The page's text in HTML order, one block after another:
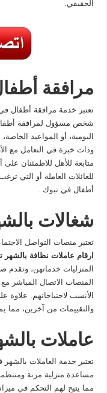
الحقيقي.
مرافقة
تعتبر خدمة مرافقة أطفال
شخص مسؤول لمرافقة
اليومية، أو المواعيد
وذات خبرة في التعامل مع
متابعة للأهل للاطمئنان على
للعائلات العاملة أو التي
أطفال في تبوك .
شغالات
تعتبر منصات التواصل
ارقام عاملات نظافة بالشهر
المنزليات خدماتهن،
المنصات الاتصال المباشر
الأنسب لاحتياجاتهم.
والتقييمات من آخرين، مما
عاملات
تعتبر خدمة العاملات بالشهر
مساعدة منزلية مرنة
مما يتيح لهم التحكم في